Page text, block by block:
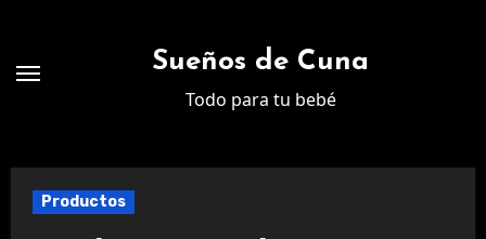
contenido
Sueños de Cuna
Todo para tu bebé
Productos